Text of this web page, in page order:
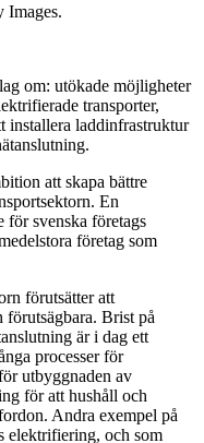
Images.
om: utökade möjligheter
transporter,
installera laddinfrastruktur
att skapa bättre
En
för svenska företags
företag som
förutsätter att
förutsägbara. Brist på
är i dag ett
processer för
utbyggnaden av
för att hushåll och
Andra exempel på
elektrifiering, och som